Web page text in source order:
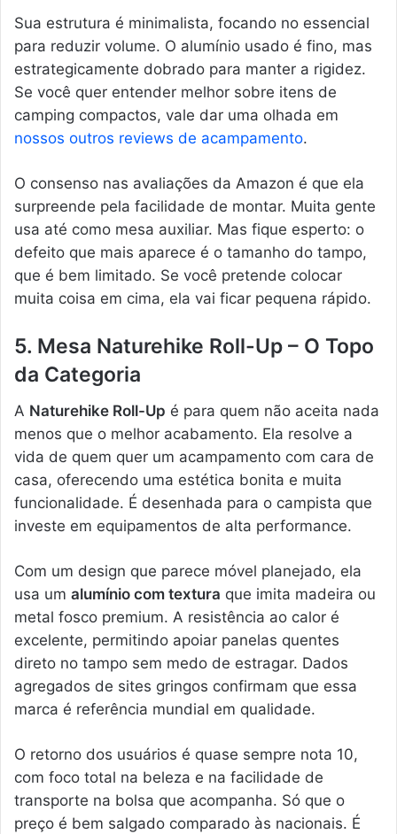
Sua estrutura é minimalista, focando no essencial
para reduzir volume. O alumínio usado é fino, mas
estrategicamente dobrado para manter a rigidez.
Se você quer entender melhor sobre itens de
camping compactos, vale dar uma olhada em
nossos outros reviews de acampamento.
O consenso nas avaliações da Amazon é que ela
surpreende pela facilidade de montar. Muita gente
usa até como mesa auxiliar. Mas fique esperto: o
defeito que mais aparece é o tamanho do tampo,
que é bem limitado. Se você pretende colocar
muita coisa em cima, ela vai ficar pequena rápido.
5. Mesa Naturehike Roll-Up – O Topo
da Categoria
A Naturehike Roll-Up é para quem não aceita nada
menos que o melhor acabamento. Ela resolve a
vida de quem quer um acampamento com cara de
casa, oferecendo uma estética bonita e muita
funcionalidade. É desenhada para o campista que
investe em equipamentos de alta performance.
Com um design que parece móvel planejado, ela
usa um alumínio com textura que imita madeira ou
metal fosco premium. A resistência ao calor é
excelente, permitindo apoiar panelas quentes
direto no tampo sem medo de estragar. Dados
agregados de sites gringos confirmam que essa
marca é referência mundial em qualidade.
O retorno dos usuários é quase sempre nota 10,
com foco total na beleza e na facilidade de
transporte na bolsa que acompanha. Só que o
preço é bem salgado comparado às nacionais. É